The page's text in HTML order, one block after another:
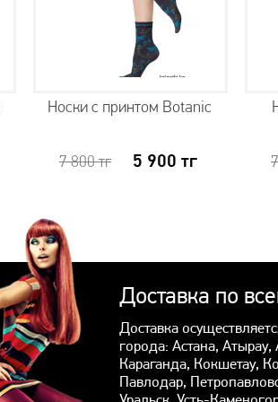
Носки с принтом Botanic
7 800тг 5 900 тг
Доставка по
Доставка
города: Астана, Атырау,
Караганда, Кокшетау,
Павлодар,